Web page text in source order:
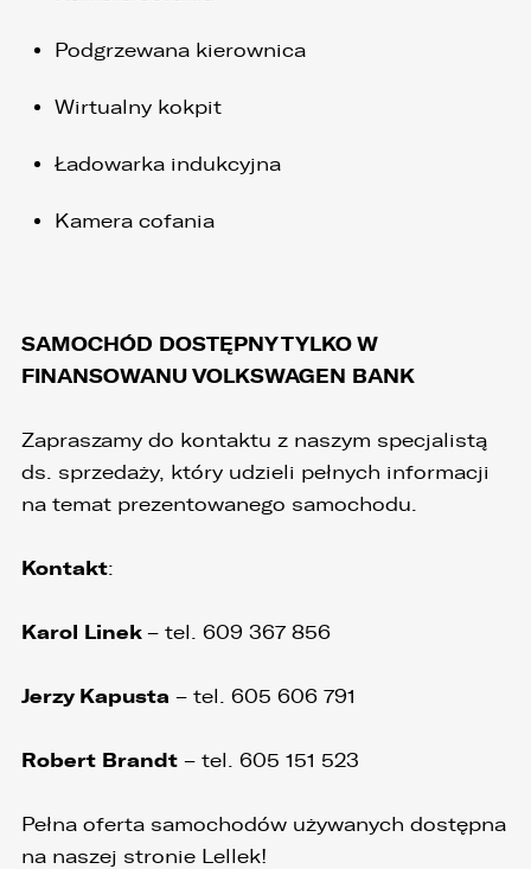
Podgrzewana kierownica
Wirtualny kokpit
Ładowarka indukcyjna
Kamera cofania
SAMOCHÓD DOSTĘPNY TYLKO W
FINANSOWANU VOLKSWAGEN BANK
Zapraszamy do kontaktu z naszym specjalistą
ds. sprzedaży, który udzieli pełnych informacji
na temat prezentowanego samochodu.
Kontakt:
Karol Linek – tel. 609 367 856
Jerzy Kapusta – tel. 605 606 791
Robert Brandt – tel. 605 151 523
Pełna oferta samochodów używanych dostępna
na naszej stronie Lellek!
5. Dane udostępnione przez Państwa nie będą
będą podlegały profilowaniu.
osobowych do państwa trzeciego lub